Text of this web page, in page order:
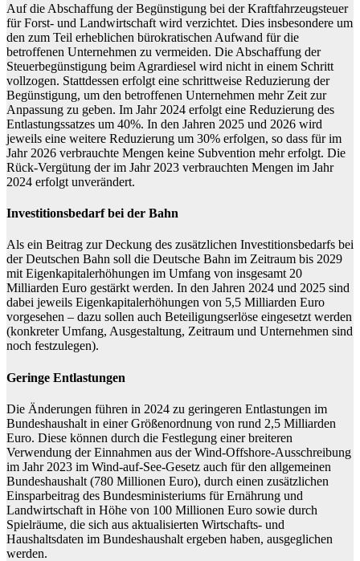
Auf die Abschaffung der Begünstigung bei der Kraftfahrzeugsteuer
für Forst- und Landwirtschaft wird verzichtet. Dies insbesondere um
den zum Teil erheblichen bürokratischen Aufwand für die
betroffenen Unternehmen zu vermeiden. Die Abschaffung der
Steuerbegünstigung beim Agrardiesel wird nicht in einem Schritt
vollzogen. Stattdessen erfolgt eine schrittweise Reduzierung der
Begünstigung, um den betroffenen Unternehmen mehr Zeit zur
Anpassung zu geben. Im Jahr 2024 erfolgt eine Reduzierung des
Entlastungssatzes um 40%. In den Jahren 2025 und 2026 wird
jeweils eine weitere Reduzierung um 30% erfolgen, so dass für im
Jahr 2026 verbrauchte Mengen keine Subvention mehr erfolgt. Die
Rück-Vergütung der im Jahr 2023 verbrauchten Mengen im Jahr
2024 erfolgt unverändert.
Investitionsbedarf bei der Bahn
Als ein Beitrag zur Deckung des zusätzlichen Investitionsbedarfs bei
der Deutschen Bahn soll die Deutsche Bahn im Zeitraum bis 2029
mit Eigenkapitalerhöhungen im Umfang von insgesamt 20
Milliarden Euro gestärkt werden. In den Jahren 2024 und 2025 sind
dabei jeweils Eigenkapitalerhöhungen von 5,5 Milliarden Euro
vorgesehen – dazu sollen auch Beteiligungserlöse eingesetzt werden
(konkreter Umfang, Ausgestaltung, Zeitraum und Unternehmen sind
noch festzulegen).
Geringe Entlastungen
Die Änderungen führen in 2024 zu geringeren Entlastungen im
Bundeshaushalt in einer Größenordnung von rund 2,5 Milliarden
Euro. Diese können durch die Festlegung einer breiteren
Verwendung der Einnahmen aus der Wind-Offshore-Ausschreibung
im Jahr 2023 im Wind-auf-See-Gesetz auch für den allgemeinen
Bundeshaushalt (780 Millionen Euro), durch einen zusätzlichen
Einsparbeitrag des Bundesministeriums für Ernährung und
Landwirtschaft in Höhe von 100 Millionen Euro sowie durch
Spielräume, die sich aus aktualisierten Wirtschafts- und
Haushaltsdaten im Bundeshaushalt ergeben haben, ausgeglichen
werden.